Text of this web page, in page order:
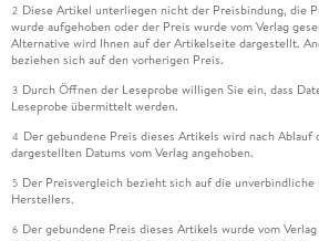
2 Diese Artikel unterliegen nicht der Preisbindung, die
wurde aufgehoben oder der Preis wurde vom Verlag
Alternative wird Ihnen auf der Artikelseite dargestellt.
beziehen sich auf den vorherigen Preis.
3 Durch Öffnen der Leseprobe willigen Sie ein, dass
Leseprobe übermittelt werden.
4 Der gebundene Preis dieses Artikels wird nach
dargestellten Datums vom Verlag angehoben.
5 Der Preisvergleich bezieht sich auf die
Herstellers.
6 Der gebundene Preis dieses Artikels wurde vom